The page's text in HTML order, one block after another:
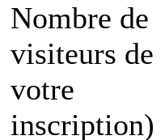
Nombre de
visiteurs de
votre
inscription)